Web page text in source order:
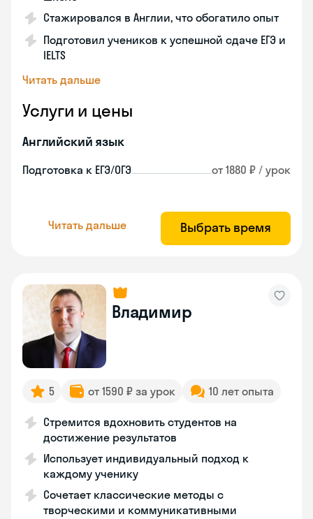
Стажировался в Англии, что обогатило опыт
Подготовил учеников к успешной сдаче ЕГЭ и
IELTS
Читать дальше
Услуги и цены
Английский язык
Подготовка к ЕГЭ/ОГЭ от 1880 ₽ / урок
Читать дальше Выбрать время
Владимир
5 от 1590 ₽ за урок 10 лет опыта
Стремится вдохновить студентов на
достижение результатов
Использует индивидуальный подход к
каждому ученику
Сочетает классические методы с
творческими и коммуникативными